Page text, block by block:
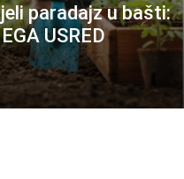
paradajz u bašti:
USRED